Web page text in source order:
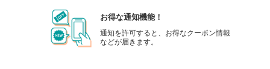
お得な通知機能！
通知を許可すると、お得なクーポン情報
などが届きます。